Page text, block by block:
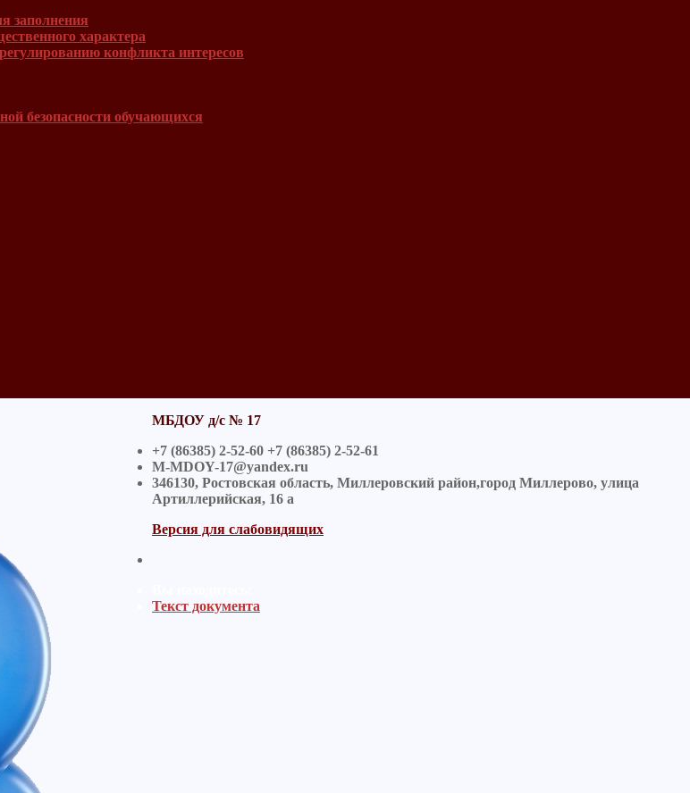
заполнения
характера
конфликта интересов
безопасности обучающихся
МБДОУ д/с № 17
+7 (86385) 2-52-60 +7 (86385) 2-52-61
M-MDOY-17@yandex.ru
346130, Ростовская область, Миллеровский район,город Миллерово, улица
Артиллерийская, 16 а
Версия для слабовидящих
Текст документа